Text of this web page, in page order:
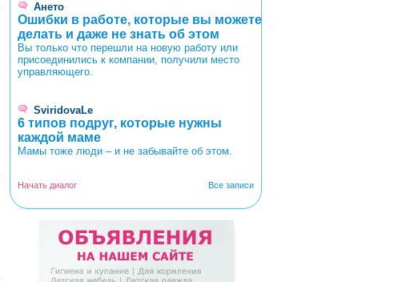
Ането
Ошибки в работе, которые вы можете
делать и даже не знать об этом
Вы только что перешли на новую работу или
присоединились к компании, получили место
управляющего.
SviridovaLe
6 типов подруг, которые нужны
каждой маме
Мамы тоже люди – и не забывайте об этом.
Все записи
Начать диалог